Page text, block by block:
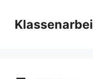
Inhalt
springen